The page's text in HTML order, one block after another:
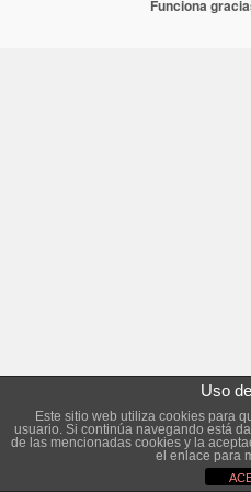
Funciona
Uso
Este sitio web utiliza cookies para
usuario. Si continúa navegando está
de las mencionadas cookies y la
el enlace para